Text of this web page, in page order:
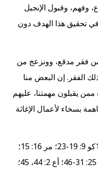
وقبول الإنجيل
في تحقيق هذا الهدف دون
من فقر مدقع، وونزعج من
الفقر. إن البعض منا
يقبلون مهمتنا، عليهم
بسخاء لأعمال الإغاثة
(يو 9: 4؛ مت 9: 35-38؛ رو 9: 1-3؛ 1كو 9: 19-23؛ مر 16: 15؛
إش 58: 6، 7؛ يع 1: 27؛ 2: 1-9؛ مت 25: 31-46؛ أع 2: 44، 45؛